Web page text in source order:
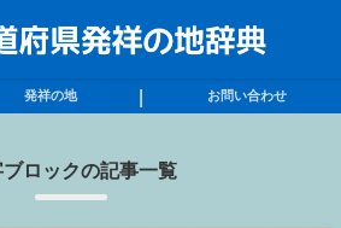
発祥の地 お問い合わせ
ブロックの記事一覧